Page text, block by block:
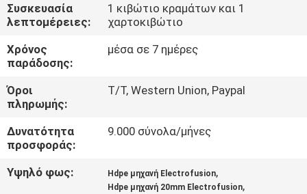
ΕΠΙΚΟΙΝΩΝΉΣΤΕ
ΜΑΖΊ
ΜΑΣ
ΜΠΛΟΓΚ
ΖΗΤΉΣΤΕ
ΠΡΟΣΦΟΡΆ
Συσκευασία
λεπτομέρειες:
1 κιβώτιο κραμάτων και 1
χαρτοκιβώτιο
Χρόνος
παράδοσης:
μέσα σε 7 ημέρες
Όροι
πληρωμής:
T/T, Western Union, Paypal
Δυνατότητα
προσφοράς:
9.000 σύνολα/μήνες
Υψηλό φως: Hdpe μηχανή Electrofusion,
Hdpe μηχανή 20mm Electrofusion,